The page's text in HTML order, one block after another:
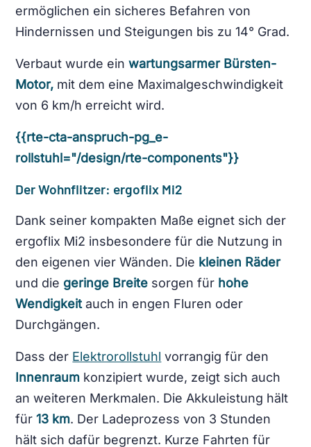
ermöglichen ein sicheres Befahren von
Hindernissen und Steigungen bis zu 14° Grad.
Verbaut wurde einwartungsarmer Bürsten-
Motor, mit dem eine Maximalgeschwindigkeit
von 6 km/h erreicht wird.
{{rte-cta-anspruch-pg_e-
rollstuhl="/design/rte-components"}}
Der Wohnflitzer: ergoflix Mi2
Dank seiner kompakten Maße eignet sich der
ergoflix Mi2 insbesondere für die Nutzung in
den eigenen vier Wänden. Die kleinen Räder
und die geringe Breite sorgen für hohe
Wendigkeitauch in engen Fluren oder
Durchgängen.
Dass der Elektrorollstuhl vorrangig für den
Innenraum konzipiert wurde, zeigt sich auch
an weiteren Merkmalen. Die Akkuleistung hält
für13 km. Der Ladeprozess von 3 Stunden
hält sich dafür begrenzt. Kurze Fahrten für